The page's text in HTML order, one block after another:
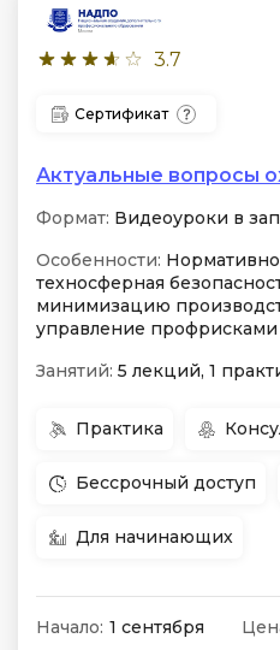
3.7
Сертификат
Актуальные вопросы
Формат: Видеоуроки в
Особенности:
техносферная
минимизацию
управление профрисками
Занятий: 5 лекций, 1
Практика
Бессрочный доступ
Для начинающих
Начало: 1 сентября